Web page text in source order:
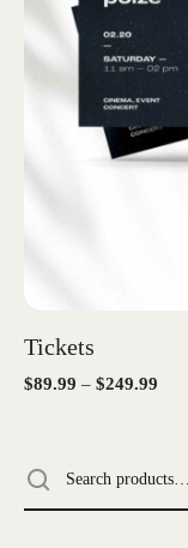
Tickets
$89.99 – $249.99